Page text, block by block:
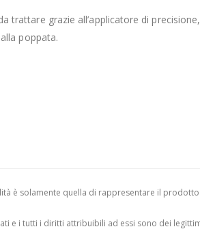
trattare grazie all’applicatore di
poppata.
è solamente quella di rappresentare il
e i tutti i diritti attribuibili ad essi sono dei